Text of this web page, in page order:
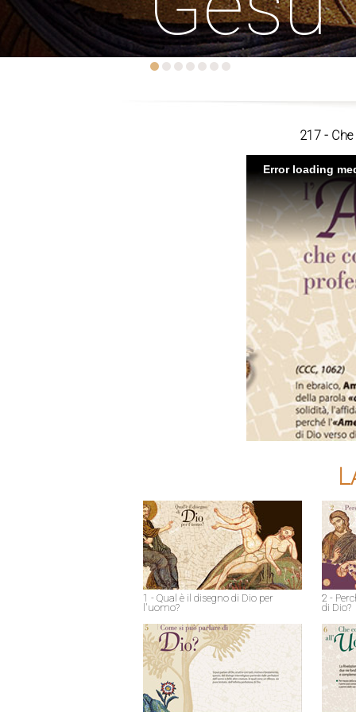
217 -
Error loading
1 - Qual è il disegno di Dio per
l'uomo?
2 -
di Dio?